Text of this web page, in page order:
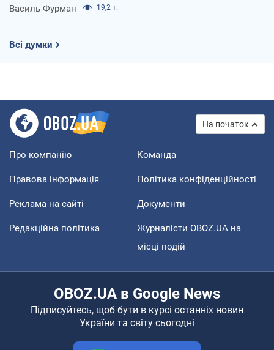
Василь Фурман 19,2 т.
Всі думки
На початок
Про компанію Команда
Правова інформація Політика конфіденційності
Реклама на сайті Документи
Редакційна політика
Журналісти OBOZ.UA на
місці подій
OBOZ.UA в Google News
Підписуйтесь, щоб бути в курсі останніх новин
України та світу сьогодні